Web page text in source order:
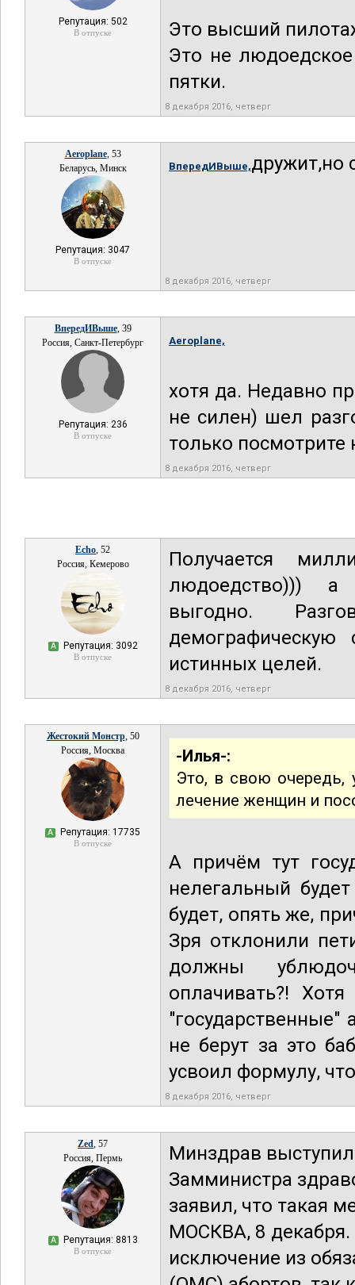
Репутация: 502
В отпуске
Это высший
Это не
пятки.
8 декабря 2016, четверг
Aeroplane, 53
Беларусь, Минск
Репутация: 3047
В отпуске
ВпередИВыше,дружит,но
8 декабря 2016, четверг
ВпередИВыше, 39
Россия, Санкт-Петербург
Репутация: 236
В отпуске
Aeroplane,
хотя да. Недавно
не силен) шел
только
8 декабря 2016, четверг
Echo, 52
Россия, Кемерово
А Репутация: 3092
В отпуске
Получается
людоедство))) а
выгодно.
истинных целей.
8 декабря 2016, четверг
Жестокий Монстр, 50
Россия, Москва
А Репутация: 17735
В отпуске
-Илья-:
Это, в свою очередь,
лечение женщин и
А причём тут
нелегальный
будет, опять же,
Зря отклонили
должны
оплачивать?!
"государственные"
не берут за это
усвоил формулу,
8 декабря 2016, четверг
Zed, 57
Россия, Пермь
А Репутация: 8813
В отпуске
Минздрав
Замминистра
заявил, что такая
МОСКВА, 8
исключение из